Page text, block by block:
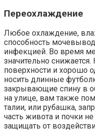
Переохлаждение
Любое охлаждение,
способность
инфекцией. Во время
значительно
поверхности и хорошо
носить длинные
закрывающие спину в
на улице, вам также
талии, или рубашка,
часть живота и почки
защищать от